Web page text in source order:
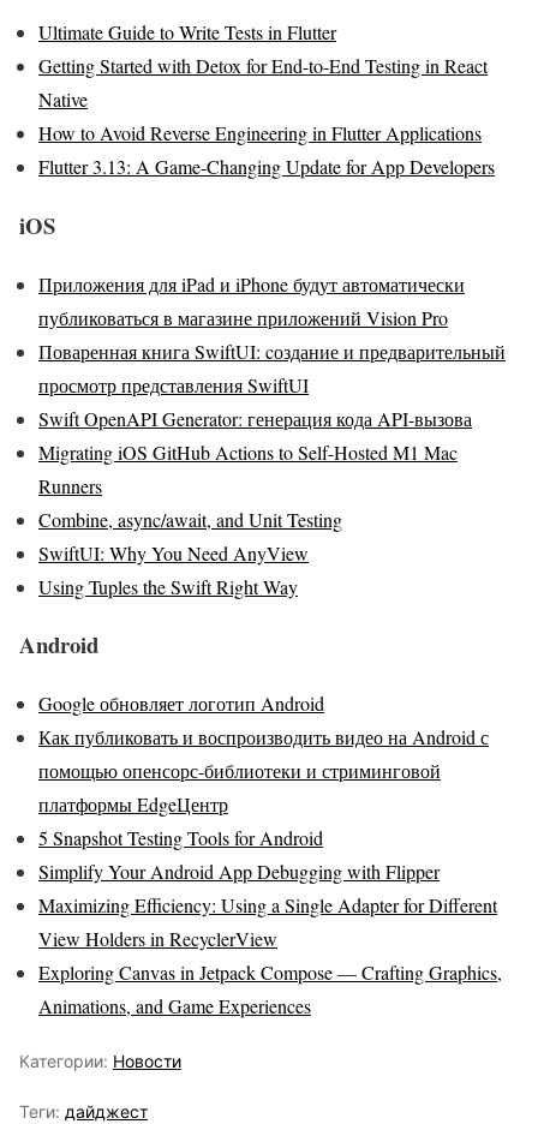
Ultimate Guide to Write Tests in Flutter
Getting Started with Detox for End-to-End Testing in React
Native
How to Avoid Reverse Engineering in Flutter Applications
Flutter 3.13: A Game-Changing Update for App Developers
iOS
Приложения для iPad и iPhone будут автоматически
публиковаться в магазине приложений Vision Pro
Поваренная книга SwiftUI: cоздание и предварительный
просмотр представления SwiftUI
Swift OpenAPI Generator: генерация кода API-вызова
Migrating iOS GitHub Actions to Self-Hosted M1 Mac
Runners
Combine, async/await, and Unit Testing
SwiftUI: Why You Need AnyView
Using Tuples the Swift Right Way
Android
Google обновляет логотип Android
Как публиковать и воспроизводить видео на Android с
помощью опенсорс-библиотеки и стриминговой
платформы EdgeЦентр
5 Snapshot Testing Tools for Android
Simplify Your Android App Debugging with Flipper
Maximizing Efficiency: Using a Single Adapter for Different
View Holders in RecyclerView
Exploring Canvas in Jetpack Compose — Crafting Graphics,
Animations, and Game Experiences
Категории: Новости
Теги: дайджест